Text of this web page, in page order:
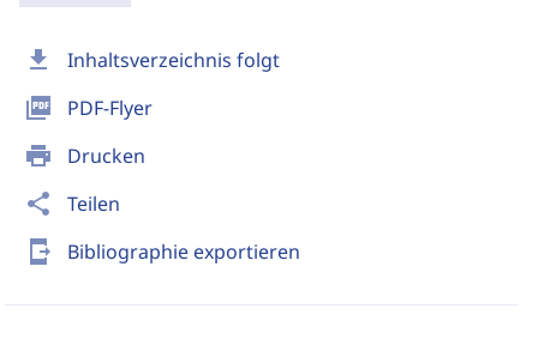
download Inhaltsverzeichnis folgt
picture_as_pdf PDF-Flyer
print Drucken
share Teilen
send_to_mobile Bibliographie exportieren